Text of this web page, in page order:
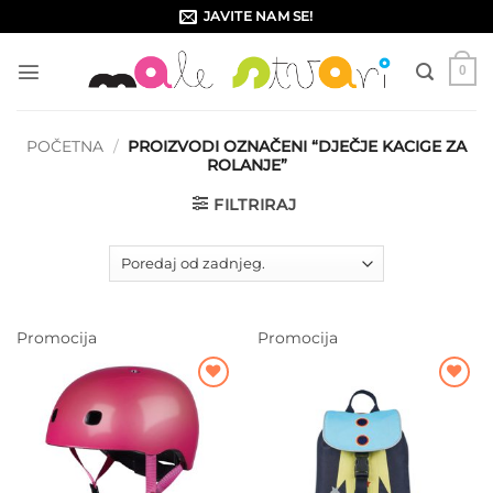
to
content
JAVITE NAM SE!
0
POČETNA / PROIZVODI OZNAČENI “DJEČJE KACIGE ZA
ROLANJE”
FILTRIRAJ
Promocija
Dodajte
na listu
Promocija